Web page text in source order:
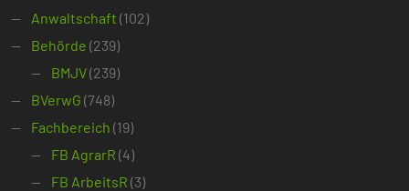
Anwaltschaft (102)
Behörde (239)
BMJV(239)
BVerwG (748)
Fachbereich (19)
FB AgrarR (4)
FB ArbeitsR (3)